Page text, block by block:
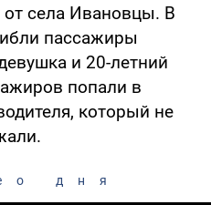
от села Ивановцы. В
пассажиры
и 20-летний
попали в
который не
дня